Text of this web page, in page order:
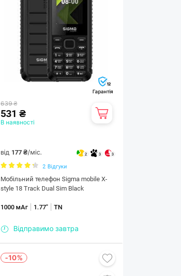
12
Гарантія
639 ₴
531 ₴
В наявності
від 177 ₴/міс. 2 3 3
2 Відгуки
Мобiльний телефон Sigma mobile X-
style 18 Track Dual Sim Black
1000 мАг| 1.77" |TN
Відправимо завтра
-10%